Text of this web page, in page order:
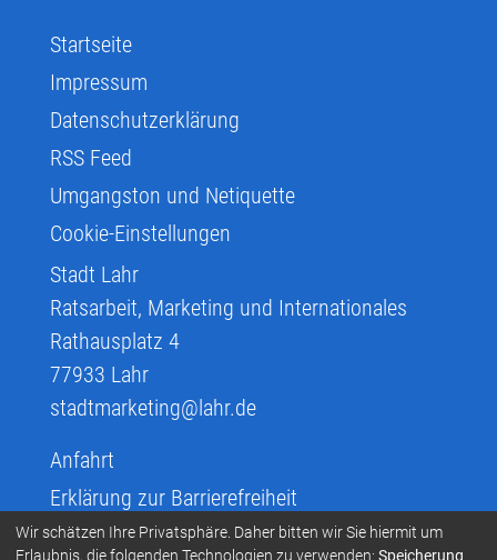
Startseite
Impressum
Datenschutzerklärung
RSS Feed
Umgangston und Netiquette
Cookie-Einstellungen
Stadt Lahr
Ratsarbeit, Marketing und Internationales
Rathausplatz 4
77933 Lahr
stadtmarketing@lahr.de
Anfahrt
Erklärung zur Barrierefreiheit
Infos zur Barrierefreiheit
Wir schätzen Ihre Privatsphäre. Daher bitten wir Sie hiermit um
Erlaubnis, die folgenden Technologien zu verwenden: Speicherung